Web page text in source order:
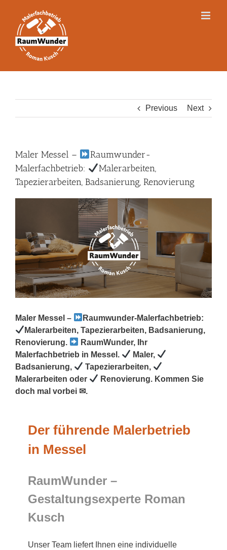
content
Previous Next
Maler Messel –
Raumwunder-
Malerfachbetrieb:
Malerarbeiten,
Tapezierarbeiten, Badsanierung, Renovierung
Maler Messel –
Raumwunder-Malerfachbetrieb:
Malerarbeiten, Tapezierarbeiten, Badsanierung,
Renovierung.
RaumWunder, Ihr
Malerfachbetrieb in Messel.
Maler,
Badsanierung,
Tapezierarbeiten,
Malerarbeiten oder
Renovierung. Kommen Sie
doch mal vorbei ✉.
Der führende Malerbetrieb
in Messel
RaumWunder –
Gestaltungsexperte Roman
Kusch
Unser Team liefert Ihnen eine individuelle